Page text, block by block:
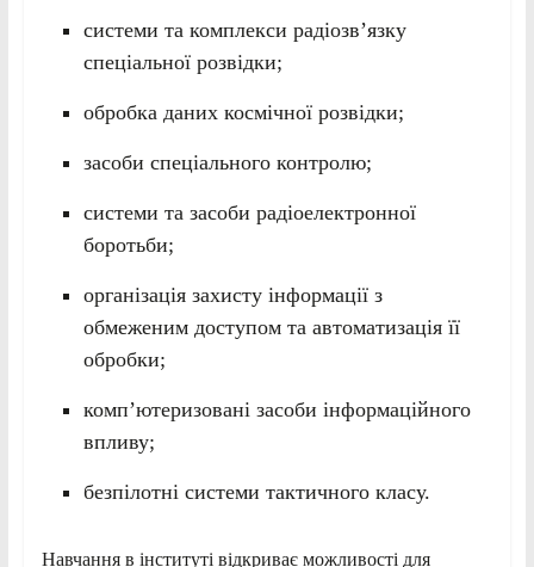
системи та комплекси радіозв’язку
спеціальної розвідки;
обробка даних космічної розвідки;
засоби спеціального контролю;
системи та засоби радіоелектронної
боротьби;
організація захисту інформації з
обмеженим доступом та автоматизація її
обробки;
комп’ютеризовані засоби інформаційного
впливу;
безпілотні системи тактичного класу.
Навчання в інституті відкриває можливості для